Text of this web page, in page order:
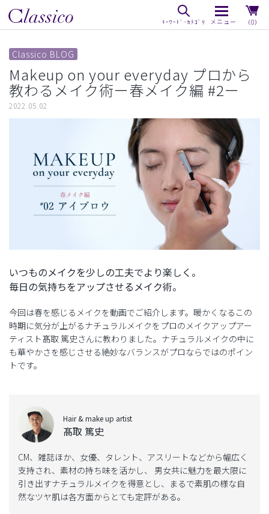
（0）
Classico BLOG
Makeup on your everyday プロから
教わるメイク術ー春メイク編 #2ー
2022.05.02
いつものメイクを少しの工夫でより楽しく。
毎日の気持ちをアップさせるメイク術。
今回は春を感じるメイクを動画でご紹介します。暖かくなるこの
時期に気分が上がるナチュラルメイクをプロのメイクアップアー
ティスト髙取 篤史さんに教わりました。ナチュラルメイクの中に
も華やかさを感じさせる絶妙なバランスがプロならではのポイン
トです。
Hair & make up artist
髙取 篤史
CM、雑誌ほか、女優、タレント、アスリートなどから幅広く
支持され、素材の持ち味を活かし、 男女共に魅力を最大限に
引き出すナチュラルメイクを得意とし、まるで素肌の様な自
然なツヤ肌は各方面からとても定評がある。